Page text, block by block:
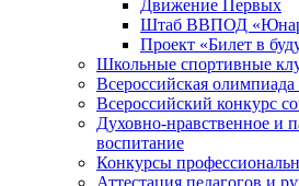
Движение Первых
Штаб ВВПОД
Проект «Билет в
Школьные спортивные
Всероссийская
Всероссийский конкурс
Духовно-нравственное и
воспитание
Конкурсы
Аттестация педагогов и